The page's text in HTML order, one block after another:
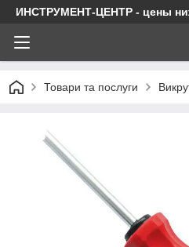
ИНСТРУМЕНТ-ЦЕНТР - цены
Товари та послуги